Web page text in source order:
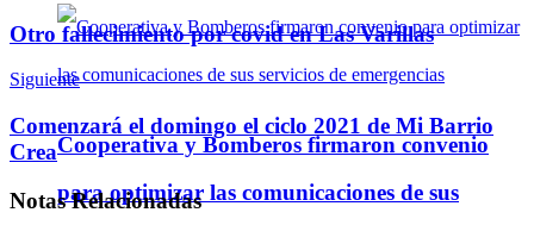
Cooperativa y Bomberos firmaron convenio
para optimizar las comunicaciones de sus
Otro fallecimiento por covid en Las Varillas
Siguiente
Comenzará el domingo el ciclo 2021 de Mi Barrio
Crea
NotasRelacionadas